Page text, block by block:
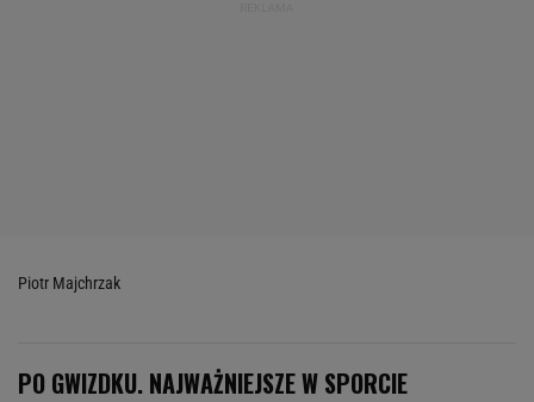
Piotr Majchrzak